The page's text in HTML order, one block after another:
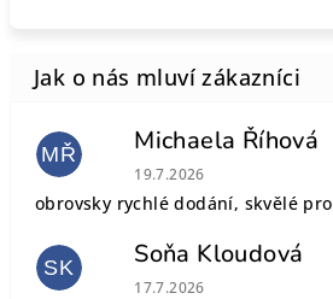
MŘ Michaela Říhová
Hodnocení obchodu je
19.7.2026
obrovsky rychlé dodání, skvělé
SK Soňa Kloudová
Hodnocení obchodu je
17.7.2026